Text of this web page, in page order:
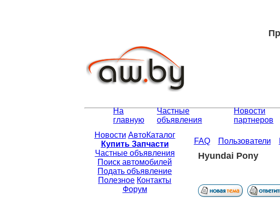
На
главную
Частные
объявления
Новости
партнеров
Новости АвтоКаталог
Купить Запчасти
Частные объявления
Поиск автомобилей
Подать объявление
Полезное Контакты
Форум
FAQ Пользователи
Hyundai Pony